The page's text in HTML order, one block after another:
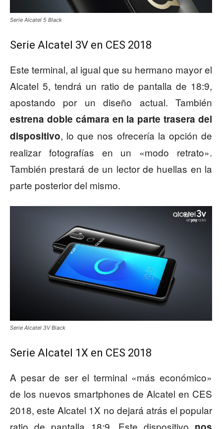
Serie Alcatel 5 Black
Serie Alcatel 3V en CES 2018
Este terminal, al igual que su hermano mayor el
Alcatel 5, tendrá un ratio de pantalla de 18:9,
apostando por un diseño actual. También
estrena doble cámara en la parte trasera del
dispositivo, lo que nos ofrecería la opción de
realizar fotografías en un «modo retrato».
También prestará de un lector de huellas en la
parte posterior del mismo.
Serie Alcatel 3V Black
Serie Alcatel 1X en CES 2018
A pesar de ser el terminal «más económico»
de los nuevos smartphones de Alcatel en CES
2018, este Alcatel 1X no dejará atrás el popular